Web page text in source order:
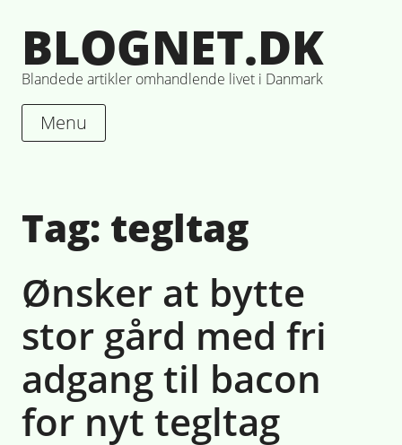
to
content
BLOGNET.DK
Blandede artikler omhandlende livet i Danmark
Menu
Tag: tegltag
Ønsker at bytte
stor gård med fri
adgang til bacon
for nyt tegltag